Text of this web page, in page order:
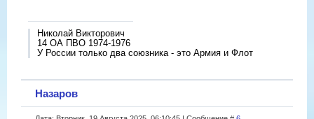
Николай Викторович
14 ОА ПВО 1974-1976
У России только два союзника - это Армия и Флот
Назаров